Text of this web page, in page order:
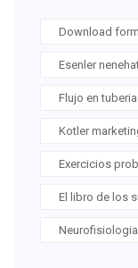
Download
Esenler
Flujo en
Kotler
Exercicios
El libro de los